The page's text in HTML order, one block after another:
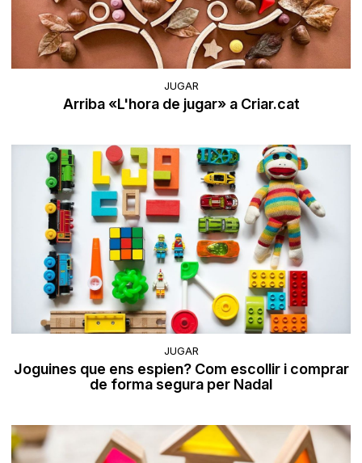
JUGAR
Arriba «L'hora de jugar» a Criar.cat
JUGAR
Joguines que ens espien? Com escollir i comprar
de forma segura per Nadal